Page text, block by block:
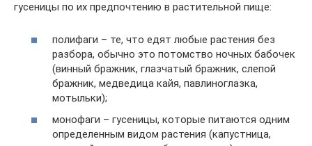
гусеницы по их предпочтению в растительной пище:
полифаги – те, что едят любые растения без
разбора, обычно это потомство ночных бабочек
(винный бражник, глазчатый бражник, слепой
бражник, медведица кайя, павлиноглазка,
мотыльки);
монофаги – гусеницы, которые питаются одним
определенным видом растения (капустница,